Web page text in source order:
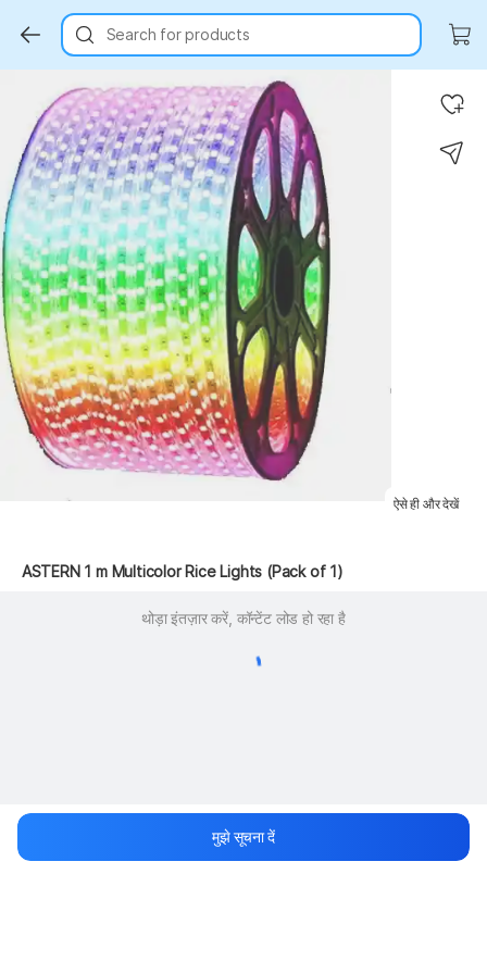
Search for products
ऐसे ही और देखें
ASTERN 1 m Multicolor Rice Lights (Pack of 1)
थोड़ा इंतज़ार करें, कॉन्टेंट लोड हो रहा है
मुझे सूचना दें